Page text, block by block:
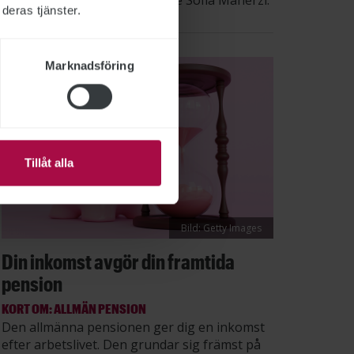
tjänster.
Marknadsföring
Tillåt alla
Bild: Getty Images
Din inkomst avgör din framtida
pension
KORT OM: ALLMÄN PENSION
Den allmänna pensionen ger dig en inkomst
efter arbetslivet. Den grundar sig främst på